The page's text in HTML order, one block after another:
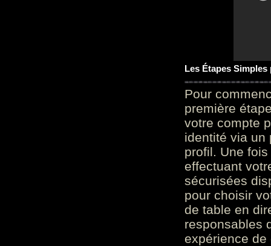
Les Étapes
Pour
première
votre compte
identité via un
profil. Une
effectuant
sécurisées
pour choisir
de table en
responsables
expérience